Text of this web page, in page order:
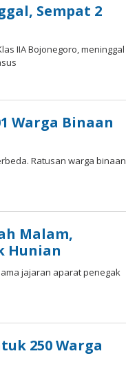
Sempat 2
IIA Bojonegoro, meninggal
Warga Binaan
Ratusan warga binaan
Malam,
Hunian
jajaran aparat penegak
250 Warga